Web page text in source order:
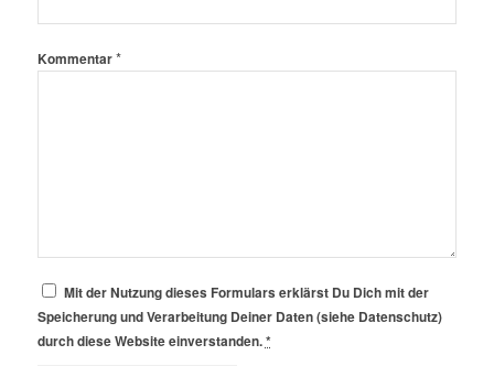
Kommentar*
Mit der Nutzung dieses Formulars erklärst Du Dich mit der
Speicherung und Verarbeitung Deiner Daten (siehe Datenschutz)
durch diese Website einverstanden.*